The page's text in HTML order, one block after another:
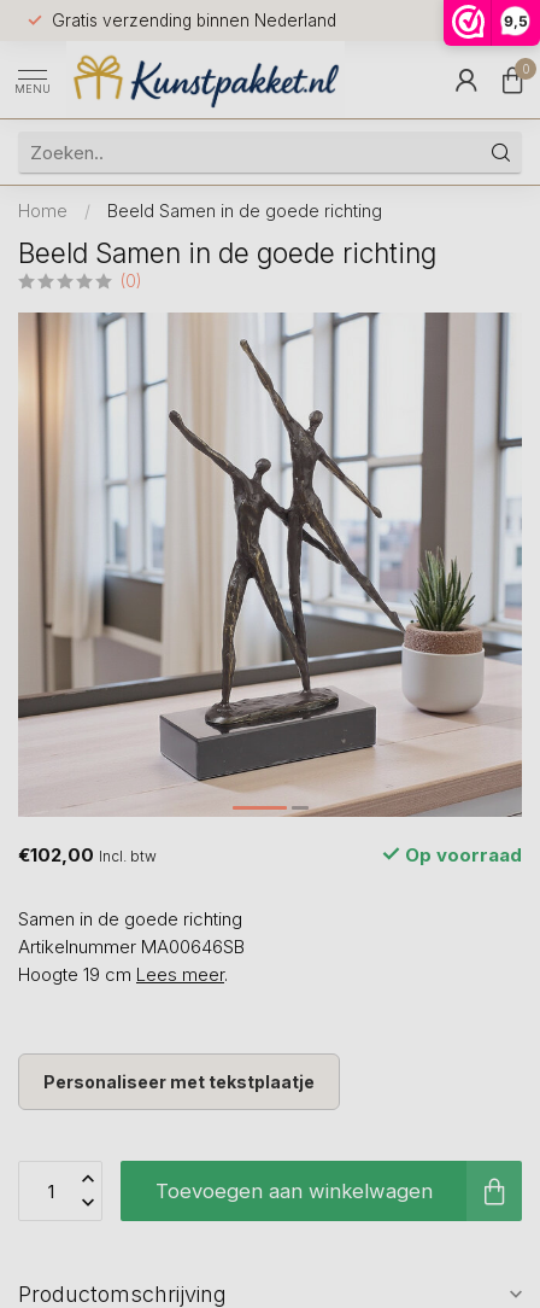
9,5
Gratis verzending binnen Nederland
Voor
huis
9.5
MENU
0
Home / Beeld Samen in de goede richting
Beeld Samen in de goede richting
(0)
€102,00 Incl. btw Op voorraad
Samen in de goede richting
Artikelnummer MA00646SB
Hoogte 19 cm Lees meer.
Personaliseer met tekstplaatje
Toevoegen aan winkelwagen
Productomschrijving